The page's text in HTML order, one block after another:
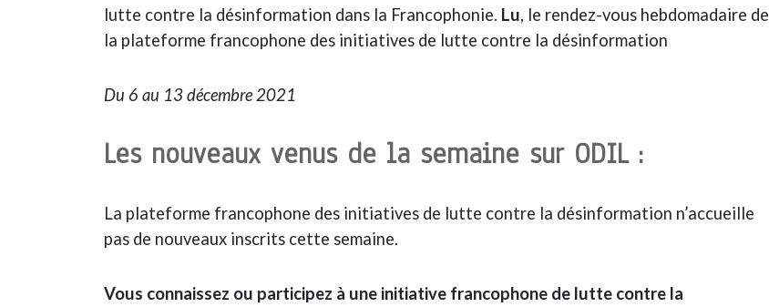
lutte contre la désinformation dans la Francophonie. Lu, le rendez-vous hebdomadaire de
la plateforme francophone des initiatives de lutte contre la désinformation
Du 6 au 13 décembre 2021
Les nouveaux venus de la semaine sur ODIL :
La plateforme francophone des initiatives de lutte contre la désinformation n’accueille
pas de nouveaux inscrits cette semaine.
Vous connaissez ou participez à une initiative francophone de lutte contre la